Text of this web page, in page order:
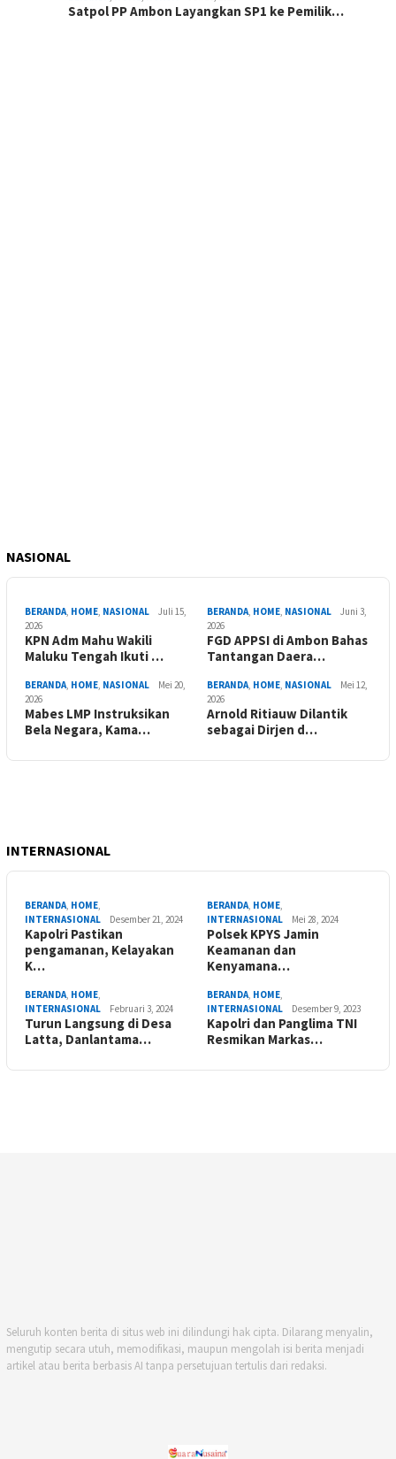
Satpol PP Ambon Layangkan SP1 ke Pemilik…
NASIONAL
BERANDA, HOME, NASIONAL
Juli 15,
2026
KPN Adm Mahu Wakili
Maluku Tengah Ikuti …
BERANDA, HOME, NASIONAL
Juni 3,
2026
FGD APPSI di Ambon Bahas
Tantangan Daera…
BERANDA, HOME, NASIONAL
Mei 20,
2026
Mabes LMP Instruksikan
Bela Negara, Kama…
BERANDA, HOME, NASIONAL
Mei 12,
2026
Arnold Ritiauw Dilantik
sebagai Dirjen d…
INTERNASIONAL
BERANDA, HOME,
INTERNASIONAL
Desember 21, 2024
Kapolri Pastikan
pengamanan, Kelayakan
K…
BERANDA, HOME,
INTERNASIONAL
Mei 28, 2024
Polsek KPYS Jamin
Keamanan dan
Kenyamana…
BERANDA, HOME,
INTERNASIONAL
Februari 3, 2024
Turun Langsung di Desa
Latta, Danlantama…
BERANDA, HOME,
INTERNASIONAL
Desember 9, 2023
Kapolri dan Panglima TNI
Resmikan Markas…
Seluruh konten berita di situs web ini dilindungi hak cipta. Dilarang menyalin,
mengutip secara utuh, memodifikasi, maupun mengolah isi berita menjadi
artikel atau berita berbasis AI tanpa persetujuan tertulis dari redaksi.